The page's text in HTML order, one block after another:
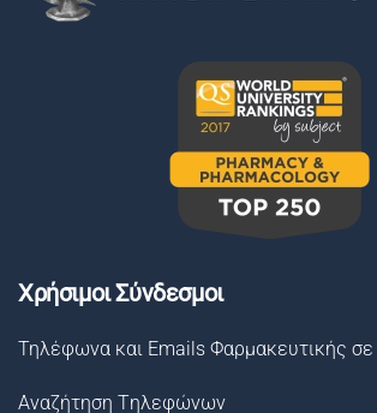
Χρήσιμοι Σύνδεσμοι
Τηλέφωνα και Emails Φαρμακευτικής
Αναζήτηση Tηλεφώνων